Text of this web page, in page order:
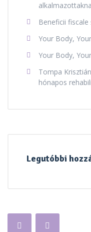
Beneficii
Your Body,
Your Body,
Tompa
hónapos
Legutóbbi